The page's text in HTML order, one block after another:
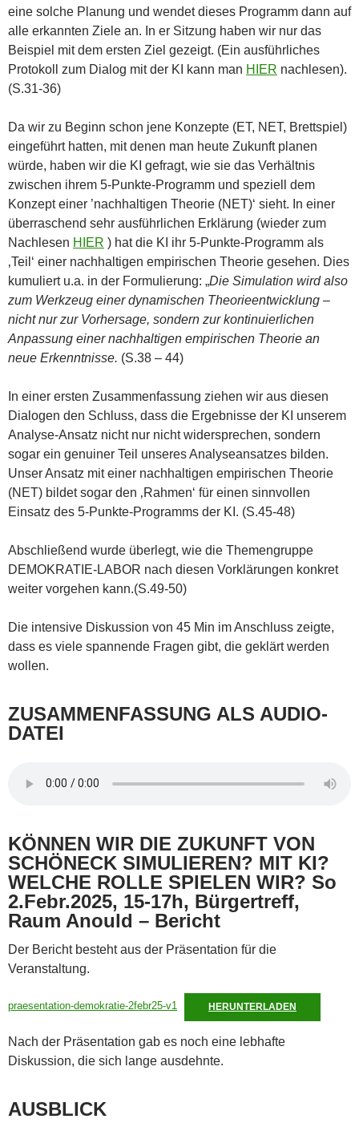
eine solche Planung und wendet dieses Programm dann auf
alle erkannten Ziele an. In er Sitzung haben wir nur das
Beispiel mit dem ersten Ziel gezeigt. (Ein ausführliches
Protokoll zum Dialog mit der KI kann man HIER nachlesen).
(S.31-36)
Da wir zu Beginn schon jene Konzepte (ET, NET, Brettspiel)
eingeführt hatten, mit denen man heute Zukunft planen
würde, haben wir die KI gefragt, wie sie das Verhältnis
zwischen ihrem 5-Punkte-Programm und speziell dem
Konzept einer ’nachhaltigen Theorie (NET)‘ sieht. In einer
überraschend sehr ausführlichen Erklärung (wieder zum
Nachlesen HIER ) hat die KI ihr 5-Punkte-Programm als
‚Teil‘ einer nachhaltigen empirischen Theorie gesehen. Dies
kumuliert u.a. in der Formulierung: „Die Simulation wird also
zum Werkzeug einer dynamischen Theorieentwicklung –
nicht nur zur Vorhersage, sondern zur kontinuierlichen
Anpassung einer nachhaltigen empirischen Theorie an
neue Erkenntnisse. (S.38 – 44)
In einer ersten Zusammenfassung ziehen wir aus diesen
Dialogen den Schluss, dass die Ergebnisse der KI unserem
Analyse-Ansatz nicht nur nicht widersprechen, sondern
sogar ein genuiner Teil unseres Analyseansatzes bilden.
Unser Ansatz mit einer nachhaltigen empirischen Theorie
(NET) bildet sogar den ‚Rahmen‘ für einen sinnvollen
Einsatz des 5-Punkte-Programms der KI. (S.45-48)
Abschließend wurde überlegt, wie die Themengruppe
DEMOKRATIE-LABOR nach diesen Vorklärungen konkret
weiter vorgehen kann.(S.49-50)
Die intensive Diskussion von 45 Min im Anschluss zeigte,
dass es viele spannende Fragen gibt, die geklärt werden
wollen.
ZUSAMMENFASSUNG ALS AUDIO-
DATEI
KÖNNEN WIR DIE ZUKUNFT VON
SCHÖNECK SIMULIEREN? MIT KI?
WELCHE ROLLE SPIELEN WIR? So
2.Febr.2025, 15-17h, Bürgertreff,
Raum Anould – Bericht
Der Bericht besteht aus der Präsentation für die
Veranstaltung.
praesentation-demokratie-2febr25-v1 HERUNTERLADEN
Nach der Präsentation gab es noch eine lebhafte
Diskussion, die sich lange ausdehnte.
AUSBLICK